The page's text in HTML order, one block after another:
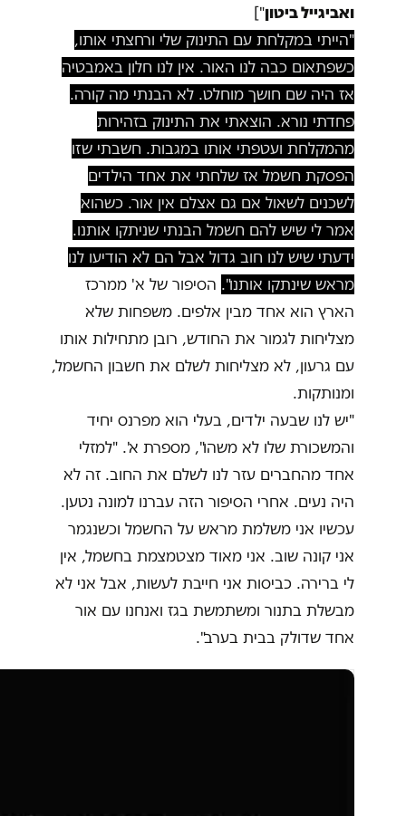
ואביגייל ביטון"]
"הייתי במקלחת עם התינוק שלי ורחצתי אותו,
כשפתאום כבה לנו האור. אין לנו חלון באמבטיה
אז היה שם חושך מוחלט. לא הבנתי מה קורה.
פחדתי נורא. הוצאתי את התינוק בזהירות
מהמקלחת ועטפתי אותו במגבות. חשבתי שזו
הפסקת חשמל אז שלחתי את אחד הילדים
לשכנים לשאול אם גם אצלם אין אור. כשהוא
אמר לי שיש להם חשמל הבנתי שניתקו אותנו.
ידעתי שיש לנו חוב גדול אבל הם לא הודיעו לנו
מראש שינתקו אותנו". הסיפור של א' ממרכז
הארץ הוא אחד מבין אלפים. משפחות שלא
מצליחות לגמור את החודש, רובן מתחילות אותו
עם גרעון, לא מצליחות לשלם את חשבון החשמל,
ומנותקות.
"יש לנו שבעה ילדים, בעלי הוא מפרנס יחיד
והמשכורת שלו לא משהו", מספרת א'. "למזלי
אחד מהחברים עזר לנו לשלם את החוב. זה לא
היה נעים. אחרי הסיפור הזה עברנו למונה נטען.
עכשיו אני משלמת מראש על החשמל וכשנגמר
אני קונה שוב. אני מאוד מצטמצמת בחשמל, אין
לי ברירה. כביסות אני חייבת לעשות, אבל אני לא
מבשלת בתנור ומשתמשת בגז ואנחנו עם אור
אחד שדולק בבית בערב".